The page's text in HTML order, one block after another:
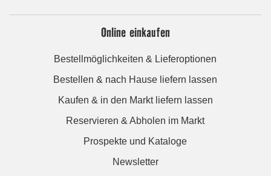
Online einkaufen
Bestellmöglichkeiten & Lieferoptionen
Bestellen & nach Hause liefern lassen
Kaufen & in den Markt liefern lassen
Reservieren & Abholen im Markt
Prospekte und Kataloge
Newsletter